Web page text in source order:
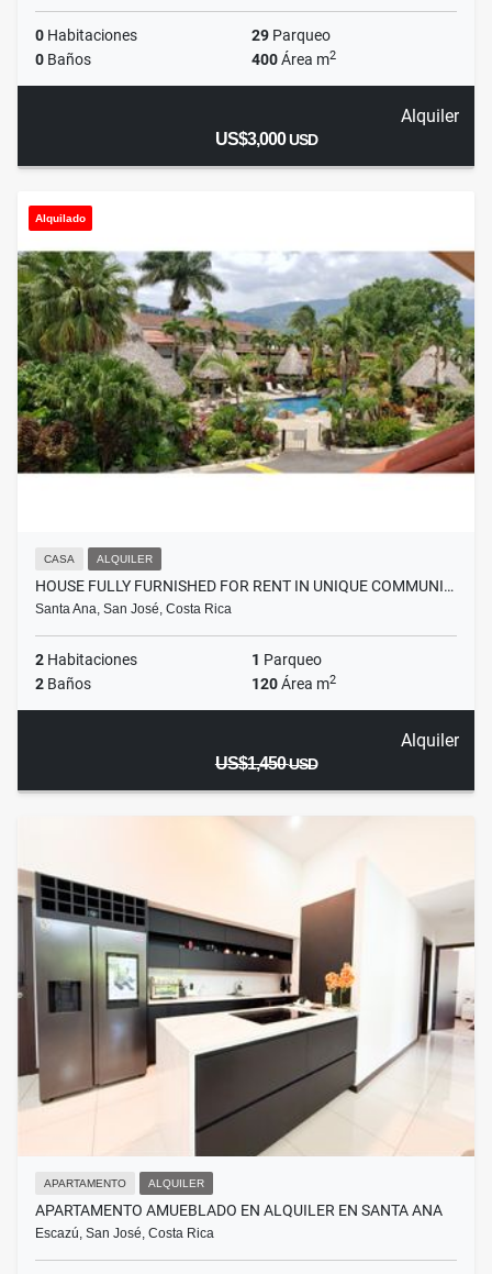
0 Habitaciones 29 Parqueo
0 Baños 400Área m2
Alquiler
US$3,000USD
Alquilado
CASA ALQUILER
HOUSE FULLY FURNISHED FOR RENT IN UNIQUE COMMUNI…
Santa Ana, San José, Costa Rica
2 Habitaciones 1 Parqueo
2 Baños 120Área m2
Alquiler
US$1,450USD
APARTAMENTO ALQUILER
APARTAMENTO AMUEBLADO EN ALQUILER EN SANTA ANA
Escazú, San José, Costa Rica